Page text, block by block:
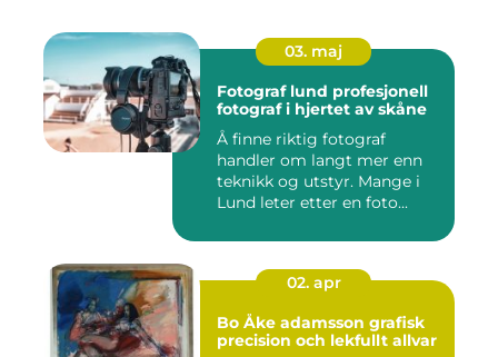
03. maj
Fotograf lund profesjonell
fotograf i hjertet av skåne
Å finne riktig fotograf
handler om langt mer enn
teknikk og utstyr. Mange i
Lund leter etter en foto...
02. apr
Bo Åke adamsson grafisk
precision och lekfullt allvar